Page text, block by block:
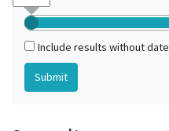
Include results without date